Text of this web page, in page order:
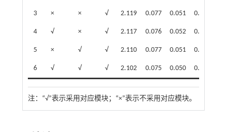
3 × × √ 2.119 0.077 0.051 0.973
4 √ × √ 2.117 0.076 0.052 0.974
5 × √ √ 2.110 0.077 0.051 0.975
6 √ √ √ 2.102 0.075 0.050 0.975
注： “√”表示采用对应模块；“×”表示不采用对应模块。